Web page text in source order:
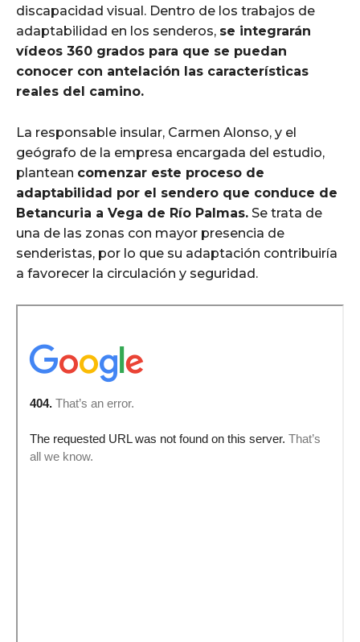
discapacidad visual. Dentro de los trabajos de
adaptabilidad en los senderos, se integrarán
vídeos 360 grados para que se puedan
conocer con antelación las características
reales del camino.
La responsable insular, Carmen Alonso, y el
geógrafo de la empresa encargada del estudio,
plantean comenzar este proceso de
adaptabilidad por el sendero que conduce de
Betancuria a Vega de Río Palmas. Se trata de
una de las zonas con mayor presencia de
senderistas, por lo que su adaptación contribuiría
a favorecer la circulación y seguridad.